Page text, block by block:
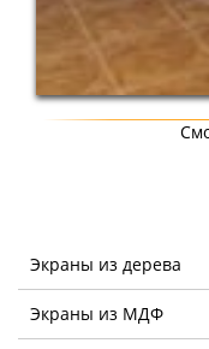
Экраны из дерева
Экраны из МДФ